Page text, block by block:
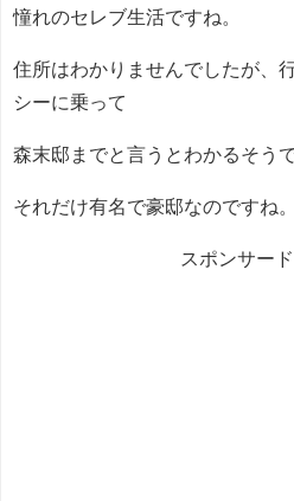
憧れのセレブ生活ですね。
住所はわかりませんでしたが、
シーに乗って
森末邸までと言うとわかるそうで
それだけ有名で豪邸なのですね。
スポンサー